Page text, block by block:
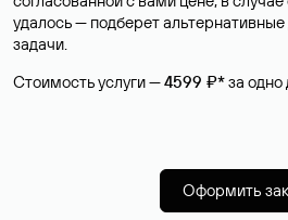
удалось — подберет
задачи.
Стоимость услуги —4599 ₽*за
Оформить